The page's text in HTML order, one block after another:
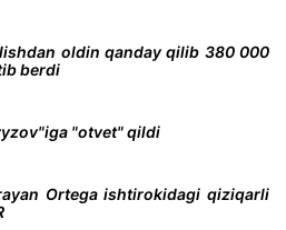
oldin qanday qilib 380 000
berdi
"otvet" qildi
Ortega ishtirokidagi qiziqarli